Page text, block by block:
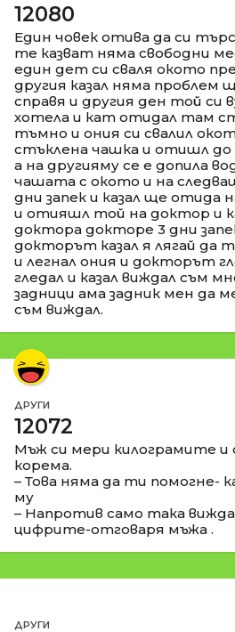
12080
Един човек отива да си
те казват няма свободни
един дет си сваля окото
другия казал няма проблем
справя и другия ден той си
хотела и кат отидал там
тъмно и ония си свалил
стъклена чашка и отишл
а на другияму се е допила
чашата с окото и на
дни запек и казал ще отида
и отияшл той на доктор и
доктора докторе 3 дни
докторът казал я лягай да
и легнал ония и докторът
гледал и казал виждал съм
задници ама задник мен да
съм виждал.
ДРУГИ
12072
Мъж си мери килограмите и
корема.
– Това няма да ти помогне-
му
– Напротив само така
цифрите-отговаря мъжа .
ДРУГИ